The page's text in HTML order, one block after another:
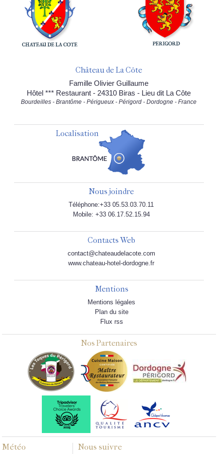
Château de La Côte
Famille Olivier Guillaume
Hôtel *** Restaurant - 24310 Biras - Lieu dit La Côte
Bourdeilles - Brantôme - Périgueux - Périgord - Dordogne - France
Localisation
Nous joindre
Téléphone:+33 05.53.03.70.11
Mobile: +33 06.17.52.15.94
Contacts Web
contact@chateaudelacote.com
www.chateau-hotel-dordogne.fr
Mentions
Mentions légales
Plan du site
Flux rss
Nos Partenaires
Météo Nous suivre